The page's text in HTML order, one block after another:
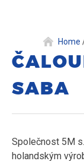
Home
SABA
Společnost 5M
holandským